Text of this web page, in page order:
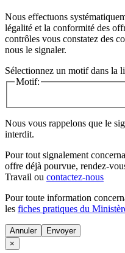
Nous effectuons
légalité et la conformité des
contrôles vous constatez des
nous le signaler.
Sélectionnez un motif dans la
Motif:
Nous vous rappelons que le
interdit.
Pour tout signalement
offre déjà pourvue, rendez-
Travail ou contactez-nous
Pour toute information
les fiches pratiques du
Annuler
×